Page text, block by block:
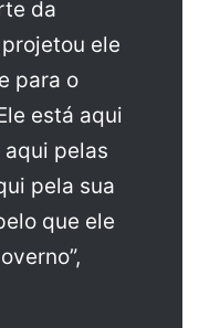
da
ele
para o
está aqui
pelas
pela sua
que ele